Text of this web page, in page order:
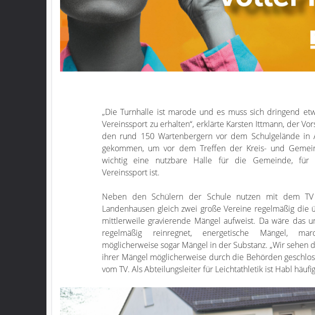
„Die Turnhalle ist marode und es muss sich dringend
Vereinssport zu erhalten“, erklärte Karsten Ittmann, der
den rund 150 Wartenbergern vor dem Schulgelände in
gekommen, um vor dem Treffen der Kreis- und
wichtig eine nutzbare Halle für die Gemeinde, für
Vereinssport ist.
Neben den Schülern der Schule nutzen mit dem
Landenhausen gleich zwei große Vereine regelmäßig die
mittlerweile gravierende Mängel aufweist. Da wäre das
regelmäßig reinregnet, energetische Mängel,
möglicherweise sogar Mängel in der Substanz. „Wir sehen
ihrer Mängel möglicherweise durch die Behörden
vom TV. Als Abteilungsleiter für Leichtathletik ist Habl